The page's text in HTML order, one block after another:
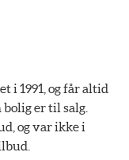
i 1991, og får altid
er til salg.
og var ikke i